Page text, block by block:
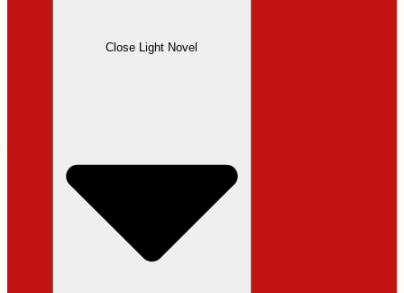
Close Light Novel